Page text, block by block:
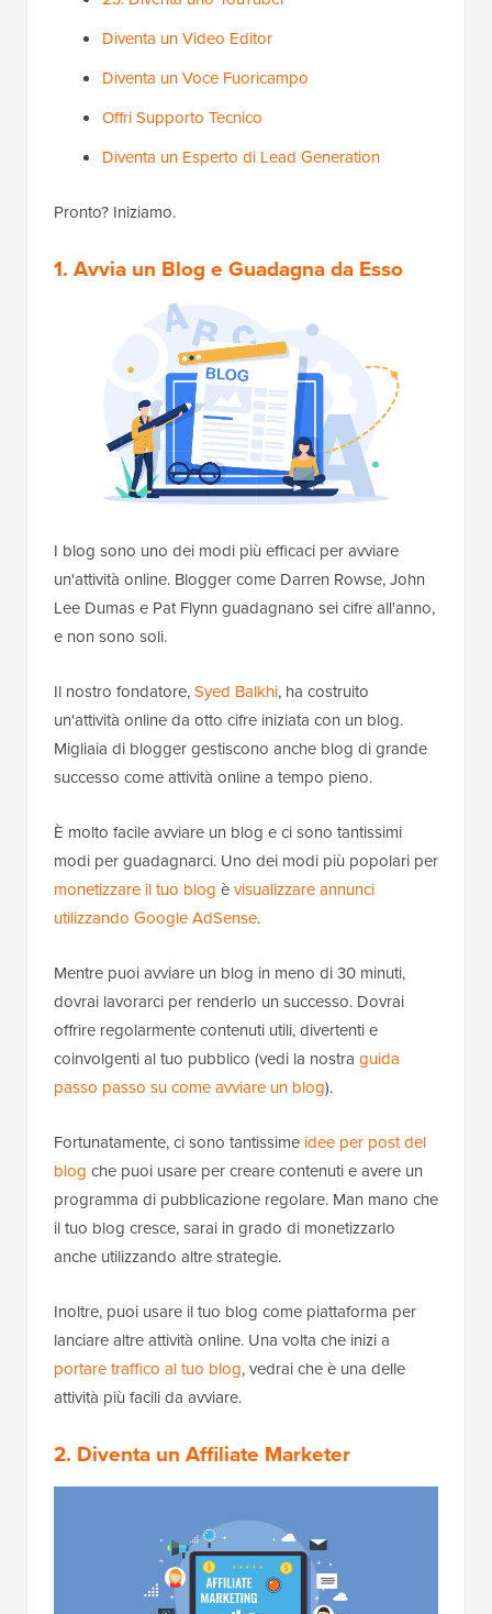
Diventa un Video Editor
Diventa un Voce Fuoricampo
Offri Supporto Tecnico
Diventa un Esperto di Lead Generation
Pronto? Iniziamo.
1. Avvia un Blog e Guadagna da Esso
I blog sono uno dei modi più efficaci per avviare
un'attività online. Blogger come Darren Rowse, John
Lee Dumas e Pat Flynn guadagnano sei cifre all'anno,
e non sono soli.
Il nostro fondatore,Syed Balkhi, ha costruito
un'attività online da otto cifre iniziata con un blog.
Migliaia di blogger gestiscono anche blog di grande
successo come attività online a tempo pieno.
È molto facile avviare un blog e ci sono tantissimi
modi per guadagnarci. Uno dei modi più popolari per
monetizzare il tuo blog èvisualizzare annunci
utilizzando Google AdSense.
Mentre puoi avviare un blog in meno di 30 minuti,
dovrai lavorarci per renderlo un successo. Dovrai
offrire regolarmente contenuti utili, divertenti e
coinvolgenti al tuo pubblico (vedi la nostra guida
passo passo su come avviare un blog).
Fortunatamente, ci sono tantissime idee per post del
blog che puoi usare per creare contenuti e avere un
programma di pubblicazione regolare. Man mano che
il tuo blog cresce, sarai in grado di monetizzarlo
anche utilizzando altre strategie.
Inoltre, puoi usare il tuo blog come piattaforma per
lanciare altre attività online. Una volta che inizi a
portare traffico al tuo blog, vedrai che è una delle
attività più facili da avviare.
2. Diventa un Affiliate Marketer